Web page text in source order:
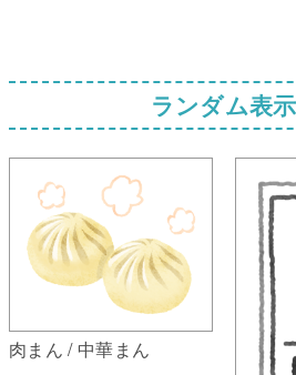
ランダム表示
肉まん / 中華まん